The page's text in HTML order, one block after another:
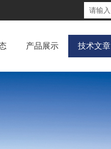
产品展示 技术文章